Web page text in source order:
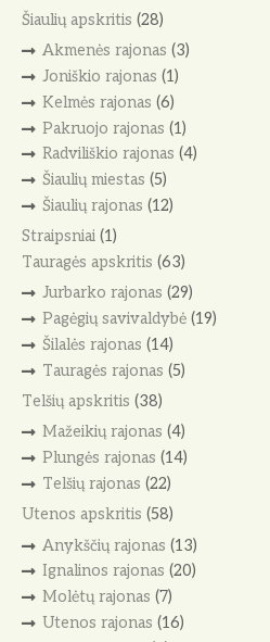
Šiaulių apskritis (28)
Akmenės rajonas (3)
Joniškio rajonas (1)
Kelmės rajonas (6)
Pakruojo rajonas (1)
Radviliškio rajonas (4)
Šiaulių miestas (5)
Šiaulių rajonas (12)
Straipsniai (1)
Tauragės apskritis (63)
Jurbarko rajonas (29)
Pagėgių savivaldybė(19)
Šilalės rajonas (14)
Tauragės rajonas (5)
Telšių apskritis (38)
Mažeikių rajonas (4)
Plungės rajonas (14)
Telšių rajonas (22)
Utenos apskritis (58)
Anykščių rajonas (13)
Ignalinos rajonas (20)
Molėtų rajonas (7)
Utenos rajonas (16)